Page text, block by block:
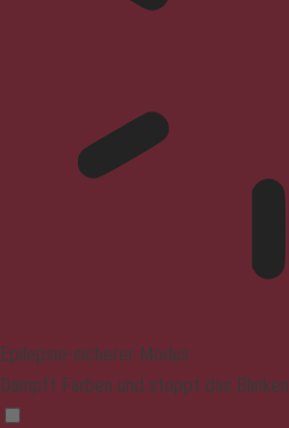
Epilepsie-sicherer Modus
Dämpft Farben und stoppt das Blinken